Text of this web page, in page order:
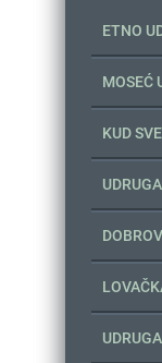
ETNO
MOSEĆ
KUD